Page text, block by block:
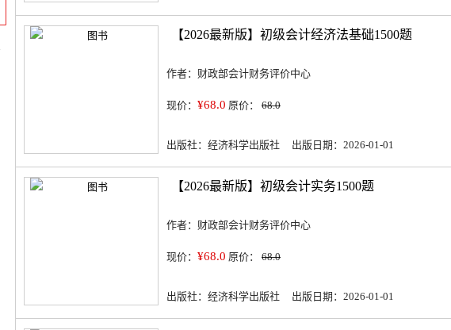
【2026最新版】初级会计经济法基础1500题
作者：财政部会计财务评价中心
现价： ¥68.0 原价： 68.0
出版社：经济科学出版社 出版日期：2026-01-01
【2026最新版】初级会计实务1500题
作者：财政部会计财务评价中心
现价： ¥68.0 原价： 68.0
出版社：经济科学出版社 出版日期：2026-01-01